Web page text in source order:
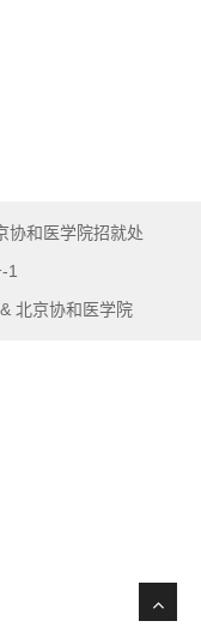
协和医学院招就处
1
北京协和医学院